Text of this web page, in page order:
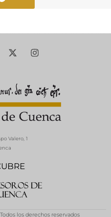
Valero, 1
los derechos reservados